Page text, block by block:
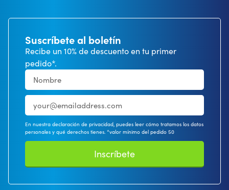
Suscríbete al boletín
Recibe un 10% de descuento en tu primer
pedido*.
En nuestra declaración de privacidad, puedes leer cómo tratamos los datos
personales y qué derechos tienes. *valor mínimo del pedido 50
Inscríbete